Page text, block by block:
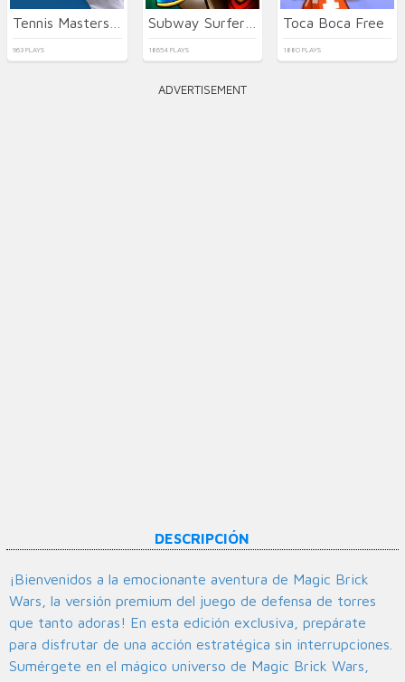
963 PLAYS 18654 PLAYS
Toca Boca Free
1880 PLAYS
ADVERTISEMENT
DESCRIPCIÓN
¡Bienvenidos a la emocionante aventura de Magic Brick
Wars, la versión premium del juego de defensa de torres
que tanto adoras! En esta edición exclusiva, prepárate
para disfrutar de una acción estratégica sin interrupciones.
Sumérgete en el mágico universo de Magic Brick Wars,